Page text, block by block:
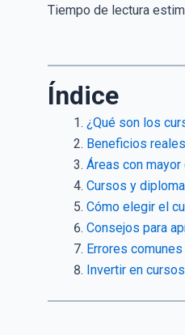
Tiempo de lectura
Índice
¿Qué son los
Beneficios
Áreas con
Cursos y
Cómo elegir el
Consejos para
Errores
Invertir en